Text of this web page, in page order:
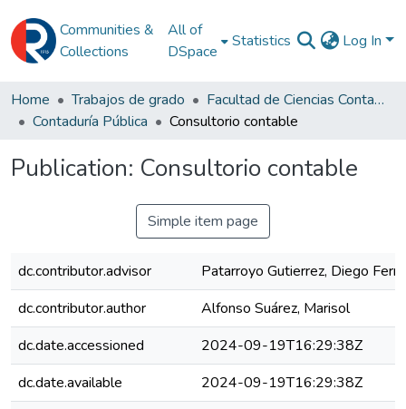
Communities &
Collections
All of
DSpace
Statistics Log In
Home Trabajos de grado
Facultad de Ciencias Contables
Contaduría Pública
Consultorio contable
Publication: Consultorio contable
Simple item page
dc.contributor.advisor
Patarroyo Gutierrez, Diego
dc.contributor.author
Alfonso Suárez, Marisol
dc.date.accessioned
2024-09-19T16:29:38Z
dc.date.available
2024-09-19T16:29:38Z